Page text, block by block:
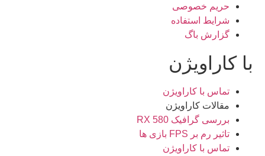
حریم خصوصی
شرایط استفاده
گزارش باگ
با کاراویژن
تماس با کاراویژن
مقالات کاراویژن
بررسی گرافیک RX 580
تاثیر رم بر FPS بازی ها
تماس با کاراویژن